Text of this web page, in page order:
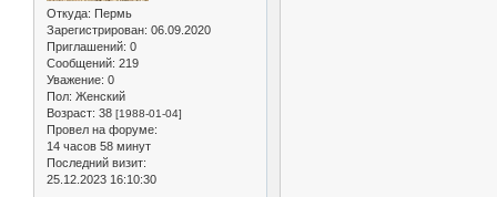
Откуда: Пермь
Зарегистрирован: 06.09.2020
Приглашений: 0
Сообщений: 219
Уважение: 0
Пол: Женский
Возраст: 38 [1988-01-04]
Провел на форуме:
14 часов 58 минут
Последний визит:
25.12.2023 16:10:30